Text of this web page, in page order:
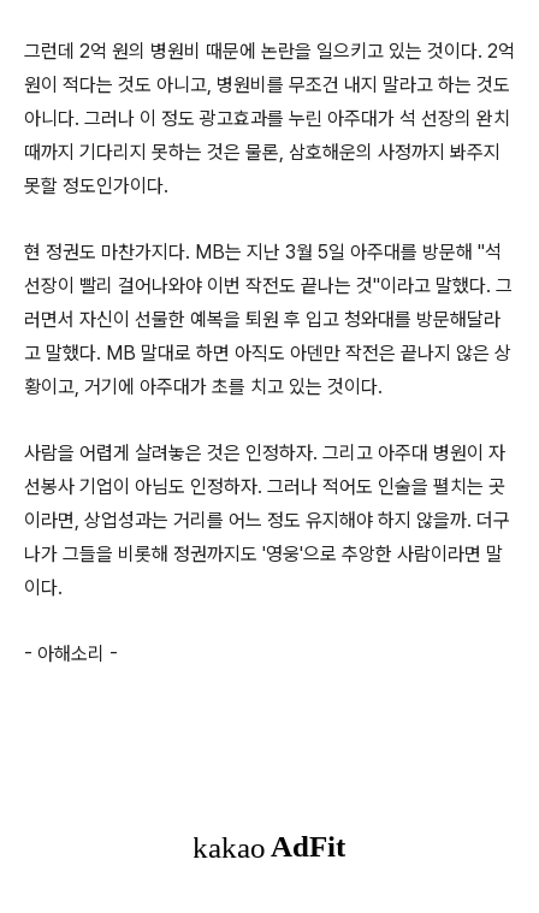
그런데 2억 원의 병원비 때문에 논란을 일으키고 있는 것이다. 2억
원이 적다는 것도 아니고, 병원비를 무조건 내지 말라고 하는 것도
아니다. 그러나 이 정도 광고효과를 누린 아주대가 석 선장의 완치
때까지 기다리지 못하는 것은 물론, 삼호해운의 사정까지 봐주지
못할 정도인가이다.
현 정권도 마찬가지다. MB는 지난 3월 5일 아주대를 방문해 "석
선장이 빨리 걸어나와야 이번 작전도 끝나는 것"이라고 말했다. 그
러면서 자신이 선물한 예복을 퇴원 후 입고 청와대를 방문해달라
고 말했다. MB 말대로 하면 아직도 아덴만 작전은 끝나지 않은 상
황이고, 거기에 아주대가 초를 치고 있는 것이다.
사람을 어렵게 살려놓은 것은 인정하자. 그리고 아주대 병원이 자
선봉사 기업이 아님도 인정하자. 그러나 적어도 인술을 펼치는 곳
이라면, 상업성과는 거리를 어느 정도 유지해야 하지 않을까. 더구
나가 그들을 비롯해 정권까지도 '영웅'으로 추앙한 사람이라면 말
이다.
- 아해소리 -